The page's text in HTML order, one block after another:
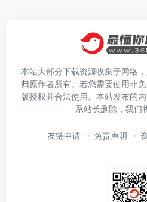
本站大部分下载资源收集于网络
归原作者所有。若您需要使用非
版授权并合法使用。本站发布的
系站长删除，我们
友链申请 免责声明